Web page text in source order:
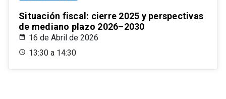
Situación fiscal: cierre 2025 y perspectivas
de mediano plazo 2026–2030
16 de Abril de 2026
13:30 a 14:30